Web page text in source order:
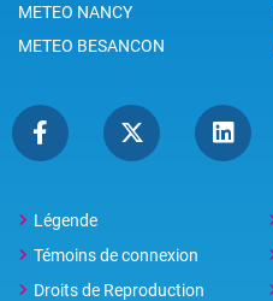
METEO NANCY
METEO BESANCON
Légende
Témoins de connexion
Droits de Reproduction